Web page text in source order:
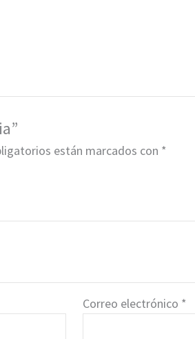
están marcados con *
Correo electrónico *